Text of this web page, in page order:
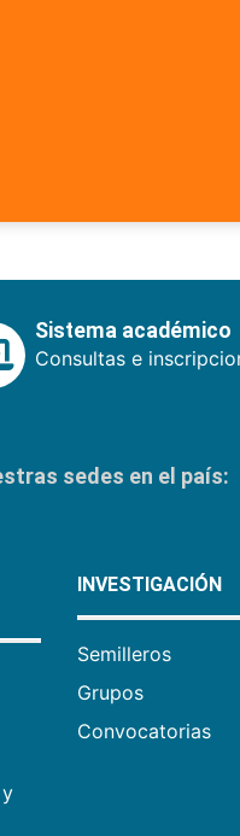
Sistema académico
Consultas e
sedes en el país:
INVESTIGACIÓN
Semilleros
Grupos
Convocatorias